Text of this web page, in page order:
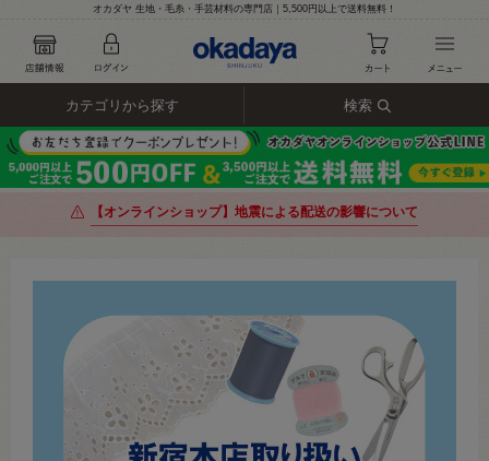
オカダヤ 生地・毛糸・手芸材料の専門店｜5,500円以上で送料無料！
カテゴリから探す 検索
【オンラインショップ】地震による配送の影響について